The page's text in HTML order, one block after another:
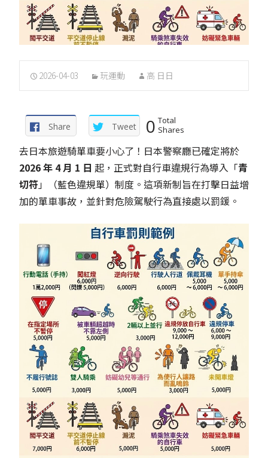
2026-04-03 玩運動 高 日日
Share Tweet 0 Total
Shares
去日本旅遊騎單車要小心了！日本警察廳已確定將於
2026 年 4 月 1 日 起，正式對自行車違規行為導入「青
切符 」（藍色違規單）制度。這項新制旨在打擊日益增
加的單車事故，並針對危險駕駛行為直接處以罰鍰。